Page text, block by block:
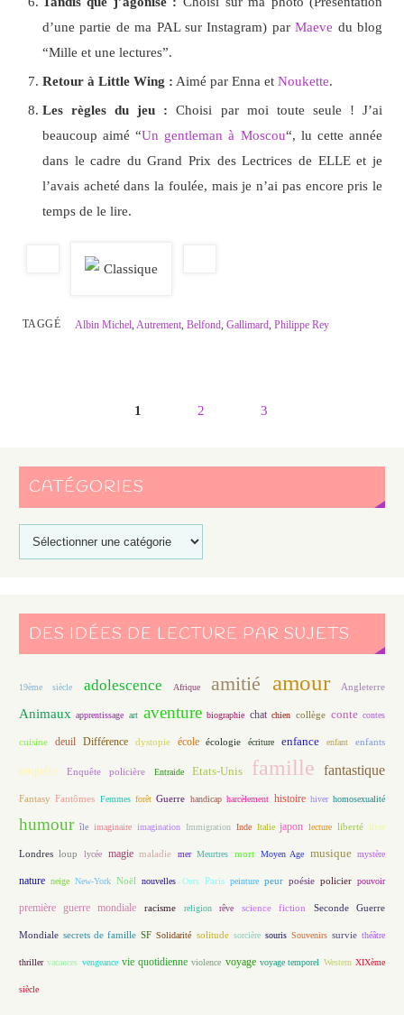
d’une partie de ma PAL sur Instagram) parMaeve du blog
“Mille et une lectures”.
Retour à Little Wing : Aimé par Enna et Noukette.
Les règles du jeu : Choisi par moi toute seule ! J’ai
beaucoup aimé “Un gentleman à Moscou“, lu cette année
dans le cadre du Grand Prix des Lectrices de ELLE et je
l’avais acheté dans la foulée, mais je n’ai pas encore pris le
temps de le lire.
TAGGÉ Albin Michel,Autrement,Belfond,Gallimard,Philippe Rey
1 2 3
CATÉGORIES
DES IDÉES DE LECTURE PAR SUJETS
19ème siècle adolescence Afrique amitié amour Angleterre
Animaux apprentissage art aventure biographie chat chien collège conte contes
cuisine deuil Différence dystopie école écologie écriture enfance enfant enfants
enquête Enquête policière Entraide Etats-Unis famille fantastique
Fantasy Fantômes Femmes forêt Guerre handicap harcèlement histoire hiver homosexualité
humour île imaginaire imagination Immigration Inde Italie japon lecture liberté livre
Londres loup lycée magie maladie mer Meurtres mort Moyen Age musique mystère
nature neige New-York Noël nouvelles Ours Paris peinture peur poésie policier pouvoir
première guerre mondiale racisme religion rêve science fiction Seconde Guerre
Mondiale secrets de famille SF Solidarité solitude sorcière souris Souvenirs survie théâtre
thriller vacances vengeance vie quotidienne violence voyage voyage temporel Western XIXème
siècle